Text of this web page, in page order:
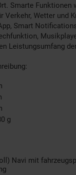
Smarte Funktionen
Verkehr, Wetter und
Smart
Leistungsumfang
g
Navi mit